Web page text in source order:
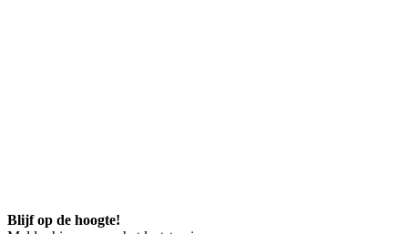
Blijf op de hoogte!